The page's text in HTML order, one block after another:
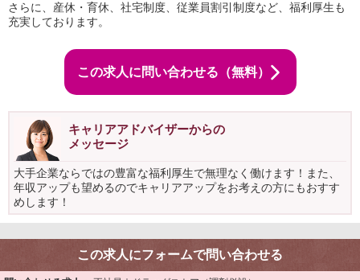
さらに、産休・育休、社宅制度、従業員割引制度など、福利厚生も
充実しております。
この求人に問い合わせる（無料）
キャリアアドバイザーからの
メッセージ
大手企業ならではの豊富な福利厚生で無理なく働けます！また、
年収アップも望めるのでキャリアアップをお考えの方にもおすす
めします！
この求人にフォームで問い合わせる